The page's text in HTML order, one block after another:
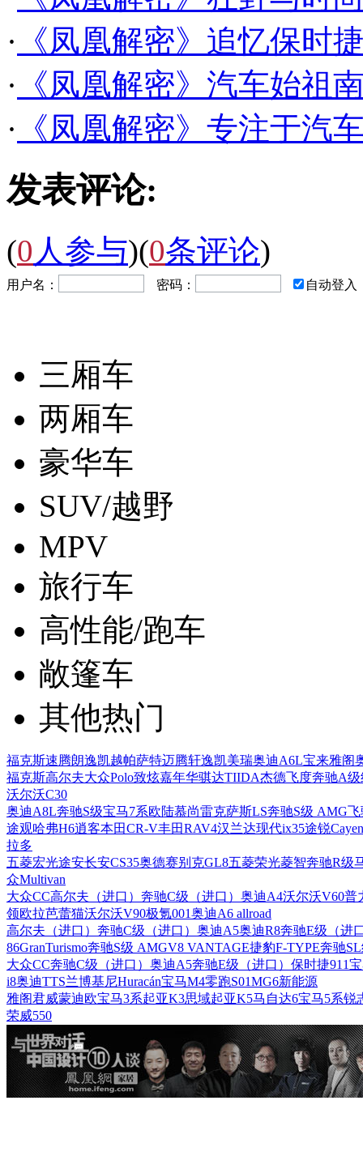
· 《凤凰解密》追忆保时
· 《凤凰解密》汽车始祖
· 《凤凰解密》专注于汽
发表评论:
(0 人参与)(0条评论)
用户名： 密码： 自动登入
三厢车
两厢车
豪华车
SUV/越野
MPV
旅行车
高性能/跑车
敞篷车
其他热门
福克斯速腾朗逸凯越帕萨特迈腾轩逸凯美瑞奥迪A6L宝来雅阁
福克斯高尔夫大众Polo致炫嘉年华骐达TIIDA杰德飞度奔驰A级
沃尔沃C30
奥迪A8L奔驰S级宝马7系欧陆慕尚雷克萨斯LS奔驰S级 AMG飞
途观哈弗H6逍客本田CR-V丰田RAV4汉兰达现代ix35途锐
拉多
五菱宏光途安长安CS35奥德赛别克GL8五菱荣光菱智奔驰R级
众Multivan
大众CC高尔夫（进口） 奔驰C级（进口） 奥迪A4沃尔沃V60普
领欧拉芭蕾猫沃尔沃V90极氪001奥迪A6 allroad
高尔夫（进口） 奔驰C级（进口） 奥迪A5奥迪R8奔驰E级（进
86GranTurismo奔驰S级 AMGV8 VANTAGE捷豹F-TYPE奔驰
大众CC奔驰C级（进口） 奥迪A5奔驰E级（进口） 保时捷911
i8奥迪TTS兰博基尼Huracán宝马M4零跑S01MG6新能源
雅阁君威蒙迪欧宝马3系起亚K3思域起亚K5马自达6宝马5系锐
荣威550